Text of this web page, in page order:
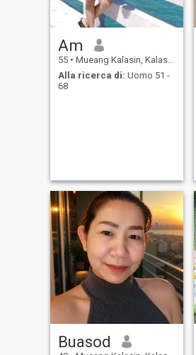
Am
55 • Mueang Kalasin, Kalasin, Thailandia
Alla ricerca di: Uomo 51 -
68
Buasod